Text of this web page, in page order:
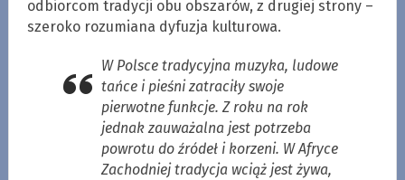
odbiorcom tradycji obu obszarów, z drugiej strony –
szeroko rozumiana dyfuzja kulturowa.
W Polsce tradycyjna muzyka, ludowe
tańce i pieśni zatraciły swoje
pierwotne funkcje. Z roku na rok
jednak zauważalna jest potrzeba
powrotu do źródeł i korzeni. W Afryce
Zachodniej tradycja wciąż jest żywa,